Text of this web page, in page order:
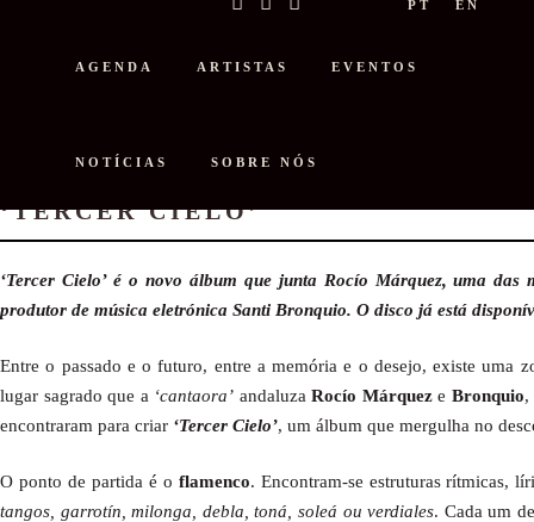
PT EN
AGENDA ARTISTAS EVENTOS
NOTÍCIAS SOBRE NÓS
‘TERCER CIELO’
‘Tercer Cielo’ é o novo álbum que junta Rocío Márquez,uma das
produtor de música eletrónica Santi Bronquio. O disco já está
Entre o passado e o futuro, entre a memória e o desejo, existe uma
lugar sagrado que a ‘cantaora’ andaluzaRocío Márqueze Bronquio,
encontraram para criar ‘Tercer Cielo’, um álbum que mergulha no
O ponto de partida é o flamenco. Encontram-se estruturas rítmicas,
tangos, garrotín, milonga, debla, toná, soleá ou verdiales. Cada um